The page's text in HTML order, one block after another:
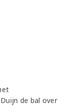
de bal over